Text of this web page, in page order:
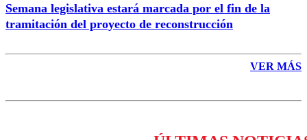
Semana legislativa estará marcada por el fin de la
tramitación del proyecto de reconstrucción
VER MÁS